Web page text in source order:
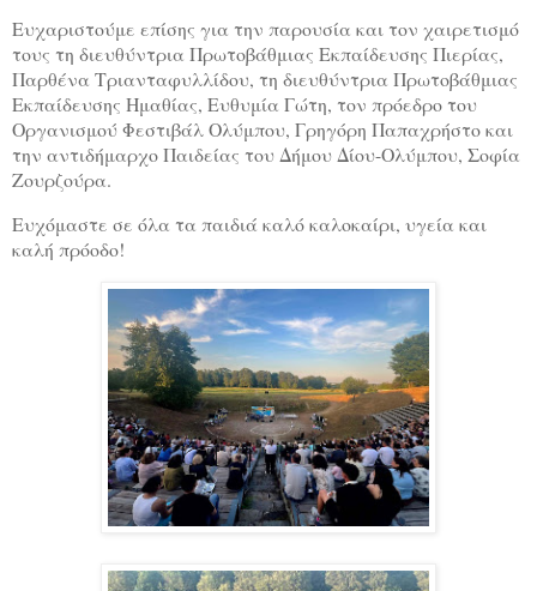
Ευχαριστούμε επίσης για την παρουσία και τον χαιρετισμό
τους τη διευθύντρια Πρωτοβάθμιας Εκπαίδευσης Πιερίας,
Παρθένα Τριανταφυλλίδου, τη διευθύντρια Πρωτοβάθμιας
Εκπαίδευσης Ημαθίας, Ευθυμία Γώτη, τον πρόεδρο του
Οργανισμού Φεστιβάλ Ολύμπου, Γρηγόρη Παπαχρήστο και
την αντιδήμαρχο Παιδείας του Δήμου Δίου-Ολύμπου, Σοφία
Ζουρζούρα.
Ευχόμαστε σε όλα τα παιδιά καλό καλοκαίρι, υγεία και
καλή πρόοδο!